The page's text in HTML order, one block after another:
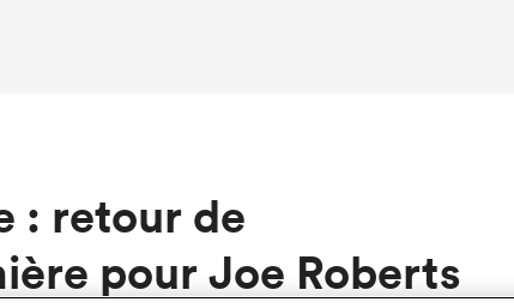
: retour de
pour Joe Roberts